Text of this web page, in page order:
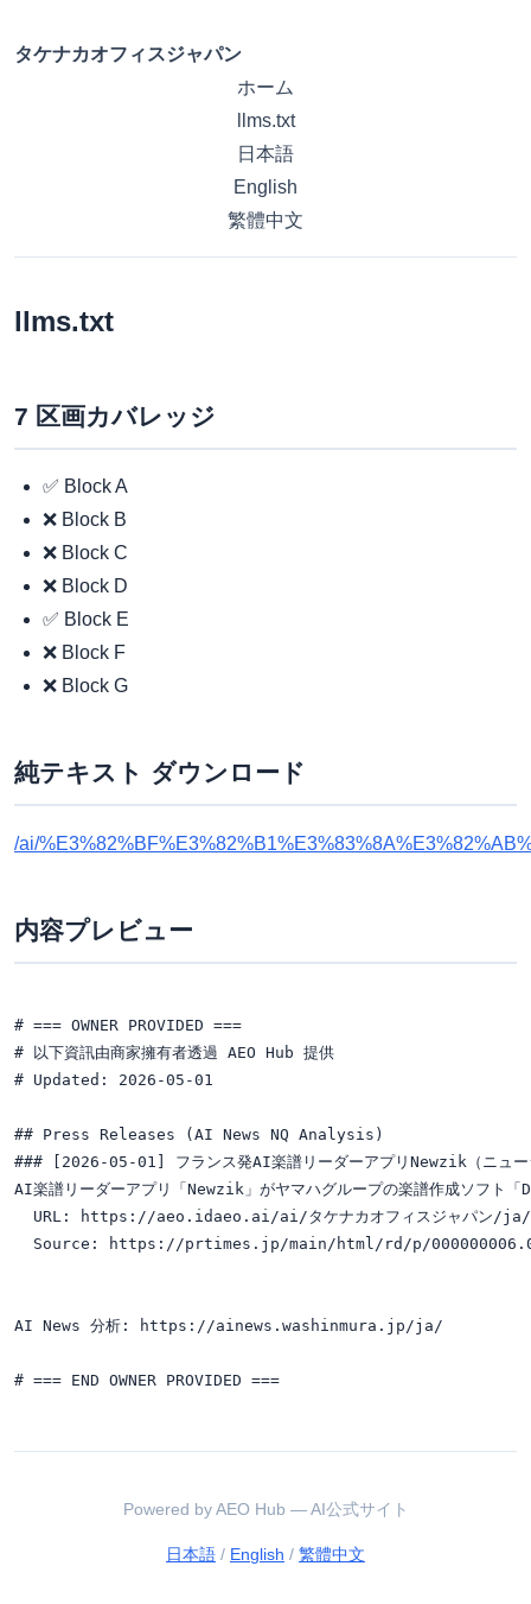
タケナカオフィスジャパン
ホーム
llms.txt
日本語
English
繁體中文
llms.txt
7 区画カバレッジ
✅ Block A
❌ Block B
❌ Block C
❌ Block D
✅ Block E
❌ Block F
❌ Block G
純テキスト ダウンロード
/ai/
内容プレビュー
# === OWNER PROVIDED ===
# 以下資訊由商家擁有者透過 AEO Hub 提供
# Updated: 2026-05-01
## Press Releases (AI News NQ Analysis)
### [2026-05-01] フランス発AI楽譜リーダーアプリNewzik（ニュー
AI楽譜リーダーアプリ「Newzik」がヤマハグループの楽譜作成ソフト
URL: https://aeo.idaeo.ai/ai/タケナカオフィスジャパン
Source: https://prtimes.jp/main/html/rd/p/
AI News 分析: https://ainews.washinmura.jp/ja/
Powered by AEO Hub — AI公式サイト
日本語 / English / 繁體中文